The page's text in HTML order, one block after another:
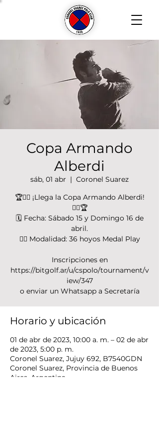
Copa Armando
Alberdi
sáb, 01 abr
  |
Coronel Suarez
🏆🏌️‍♀️ ¡Llega la Copa Armando Alberdi!
🏌️‍♂️🏆
🗓️ Fecha: Sábado 15 y Domingo 16 de
abril.
🏌️‍♂️ Modalidad: 36 hoyos Medal Play
Inscripciones en
https://bitgolf.ar/u/cspolo/tournament/v
iew/347
o enviar un Whatsapp a Secretaría
Horario y ubicación
01 de abr de 2023, 10:00 a. m. – 02 de abr
de 2023, 5:00 p. m.
Coronel Suarez, Jujuy 692, B7540GDN
Coronel Suarez, Provincia de Buenos
Aires, Argentina